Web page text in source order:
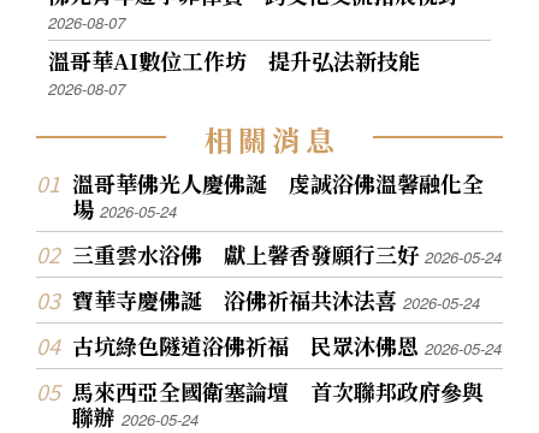
2026-08-07
溫哥華AI數位工作坊 提升弘法新技能
2026-08-07
相關消息
溫哥華佛光人慶佛誕 虔誠浴佛溫馨融化全
場2026-05-24
三重雲水浴佛 獻上馨香發願行三好2026-05-24
寶華寺慶佛誕 浴佛祈福共沐法喜2026-05-24
古坑綠色隧道浴佛祈福 民眾沐佛恩2026-05-24
馬來西亞全國衛塞論壇 首次聯邦政府參與
聯辦2026-05-24